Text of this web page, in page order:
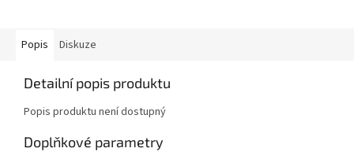
Popis Diskuze
Detailní popis produktu
Popis produktu není dostupný
Doplňkové parametry